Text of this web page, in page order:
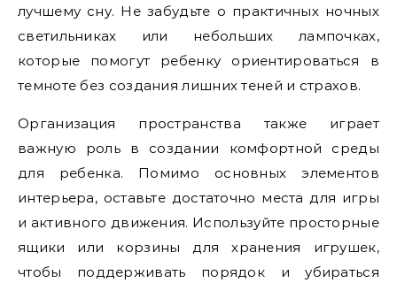
лучшему сну. Не забудьте о практичных ночных
светильниках или небольших лампочках,
которые помогут ребенку ориентироваться в
темноте без создания лишних теней и страхов.
Организация пространства также играет
важную роль в создании комфортной среды
для ребенка. Помимо основных элементов
интерьера, оставьте достаточно места для игры
и активного движения. Используйте просторные
ящики или корзины для хранения игрушек,
чтобы поддерживать порядок и убираться